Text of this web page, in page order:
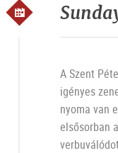
A Szent
igényes
nyoma van
elsősorban